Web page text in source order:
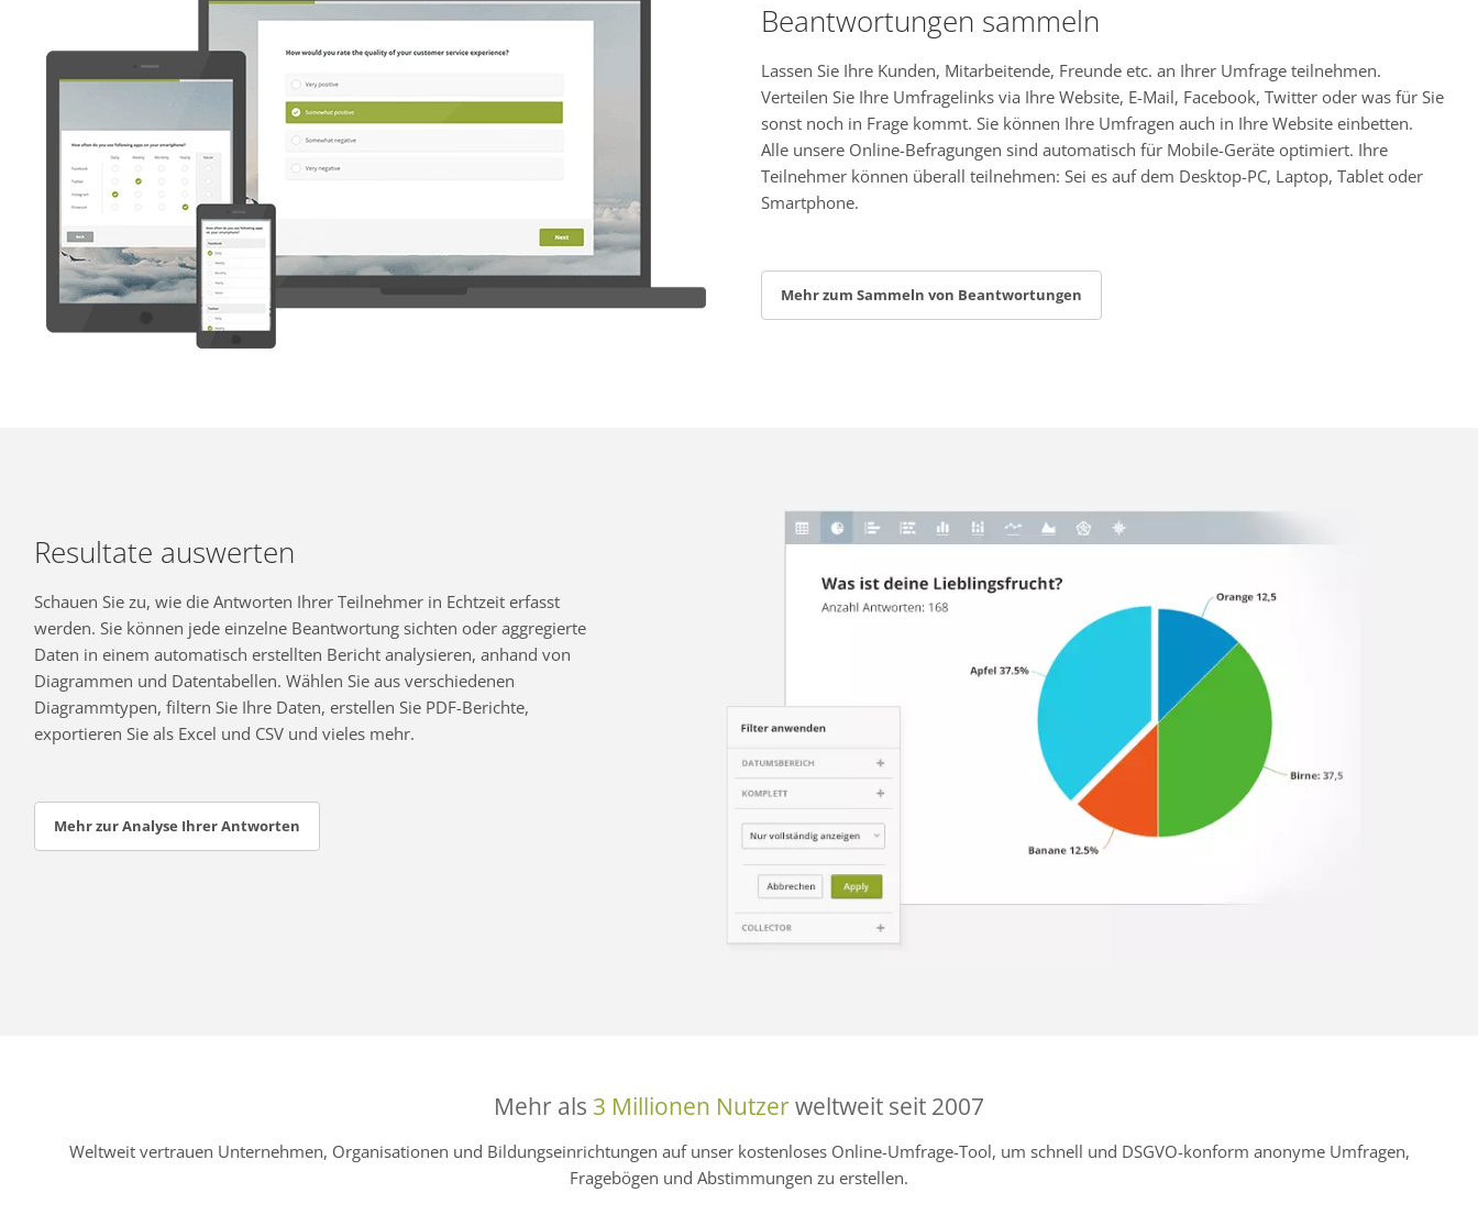
Beantwortungen sammeln
Lassen Sie Ihre Kunden, Mitarbeitende, Freunde etc. an Ihrer Umfrage teilnehmen.
Verteilen Sie Ihre Umfragelinks via Ihre Website, E-Mail, Facebook, Twitter oder was für Sie
sonst noch in Frage kommt. Sie können Ihre Umfragen auch in Ihre Website einbetten.
Alle unsere Online-Befragungen sind automatisch für Mobile-Geräte optimiert. Ihre
Teilnehmer können überall teilnehmen: Sei es auf dem Desktop-PC, Laptop, Tablet oder
Smartphone.
Mehr zum Sammeln von Beantwortungen
Resultate auswerten
Schauen Sie zu, wie die Antworten Ihrer Teilnehmer in Echtzeit erfasst
werden. Sie können jede einzelne Beantwortung sichten oder aggregierte
Daten in einem automatisch erstellten Bericht analysieren, anhand von
Diagrammen und Datentabellen. Wählen Sie aus verschiedenen
Diagrammtypen, filtern Sie Ihre Daten, erstellen Sie PDF-Berichte,
exportieren Sie als Excel und CSV und vieles mehr.
Mehr zur Analyse Ihrer Antworten
Mehr als 3 Millionen Nutzerweltweit seit 2007
Weltweit vertrauen Unternehmen, Organisationen und Bildungseinrichtungen auf unser kostenloses Online-Umfrage-Tool, um schnell und DSGVO-konform anonyme Umfragen,
Fragebögen und Abstimmungen zu erstellen.